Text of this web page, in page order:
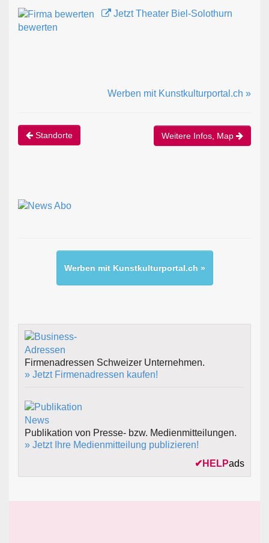
Jetzt Theater Biel-Solothurn
bewerten
Werben mit Kunstkulturportal.ch »
Standorte Weitere Infos, Map
Werben mit Kunstkulturportal.ch »
Firmenadressen Schweizer Unternehmen.
» Jetzt Firmenadressen kaufen!
Publikation von Presse- bzw. Medienmitteilungen.
» Jetzt Ihre Medienmitteilung publizieren!
✔ HELPads